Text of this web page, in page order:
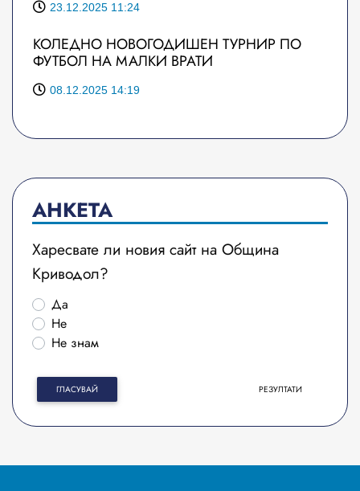
23.12.2025 11:24
КОЛЕДНО НОВОГОДИШЕН ТУРНИР ПО
ФУТБОЛ НА МАЛКИ ВРАТИ
08.12.2025 14:19
АНКЕТА
Харесвате ли новия сайт на Община
Криводол?
Да
Не
Не знам
ГЛАСУВАЙ РЕЗУЛТАТИ